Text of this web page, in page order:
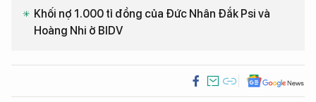
Khối nợ 1.000 tỉ đồng của Đức Nhân Đắk Psi và
Hoàng Nhi ở BIDV